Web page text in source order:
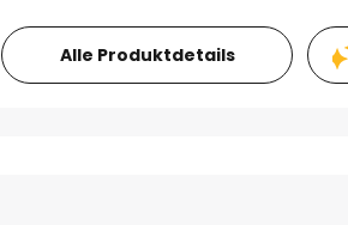
Alle Produktdetails